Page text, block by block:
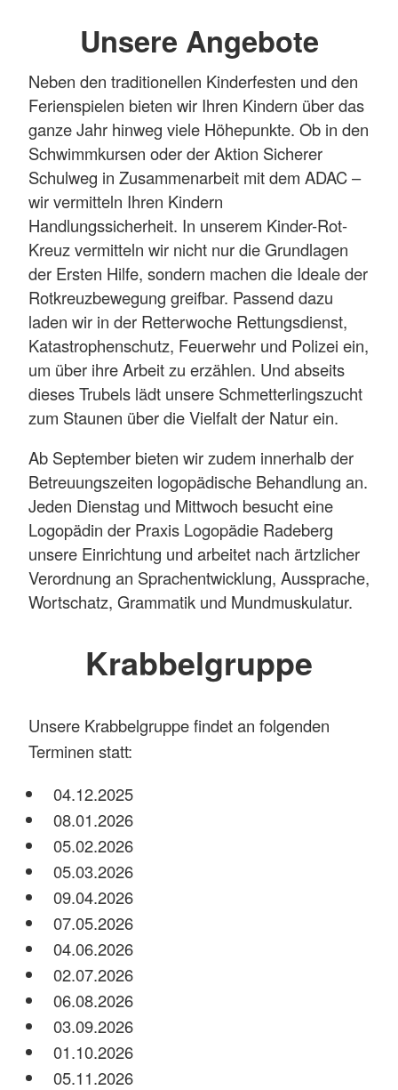
Unsere Angebote
Neben den traditionellen Kinderfesten und den
Ferienspielen bieten wir Ihren Kindern über das
ganze Jahr hinweg viele Höhepunkte. Ob in den
Schwimmkursen oder der Aktion Sicherer
Schulweg in Zusammenarbeit mit dem ADAC –
wir vermitteln Ihren Kindern
Handlungssicherheit. In unserem Kinder-Rot-
Kreuz vermitteln wir nicht nur die Grundlagen
der Ersten Hilfe, sondern machen die Ideale der
Rotkreuzbewegung greifbar. Passend dazu
laden wir in der Retterwoche Rettungsdienst,
Katastrophenschutz, Feuerwehr und Polizei ein,
um über ihre Arbeit zu erzählen. Und abseits
dieses Trubels lädt unsere Schmetterlingszucht
zum Staunen über die Vielfalt der Natur ein.
Ab September bieten wir zudem innerhalb der
Betreuungszeiten logopädische Behandlung an.
Jeden Dienstag und Mittwoch besucht eine
Logopädin der Praxis Logopädie Radeberg
unsere Einrichtung und arbeitet nach ärtzlicher
Verordnung an Sprachentwicklung, Aussprache,
Wortschatz, Grammatik und Mundmuskulatur.
Krabbelgruppe
Unsere Krabbelgruppe findet an folgenden
Terminen statt:
04.12.2025
08.01.2026
05.02.2026
05.03.2026
09.04.2026
07.05.2026
04.06.2026
02.07.2026
06.08.2026
03.09.2026
01.10.2026
05.11.2026